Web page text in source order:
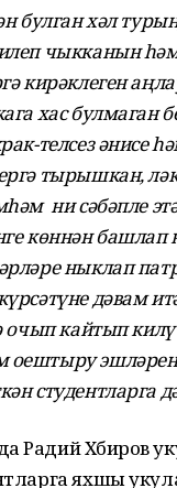
булган хәл
чыкканын
кирәклеген
хас булмаган
телсез әнисе
тырышкан,
ни сәбәпле
көннән
ныклап
дәвам
очып кайтып
эшләрен
студентларга
Хәбиров
яхшы